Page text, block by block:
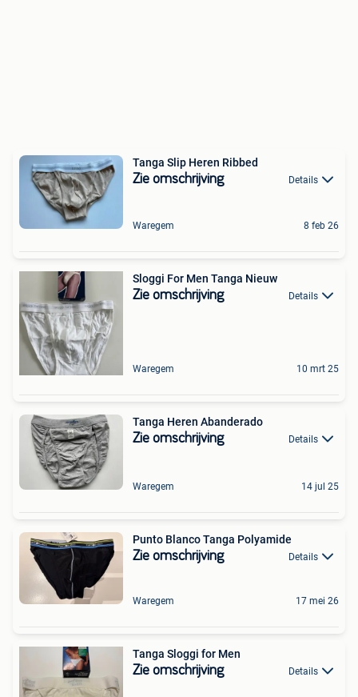
Tanga Slip Heren Ribbed
Zie omschrijving Details
Waregem 8 feb 26
Sloggi For Men Tanga Nieuw
Zie omschrijving Details
Waregem 10 mrt 25
Tanga Heren Abanderado
Zie omschrijving Details
Waregem 14 jul 25
Punto Blanco Tanga Polyamide
Zie omschrijving Details
Waregem 17 mei 26
Tanga Sloggi for Men
Zie omschrijving Details